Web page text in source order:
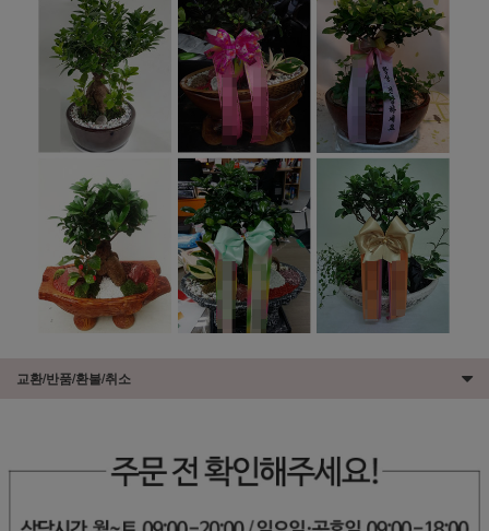
교환/반품/환불/취소